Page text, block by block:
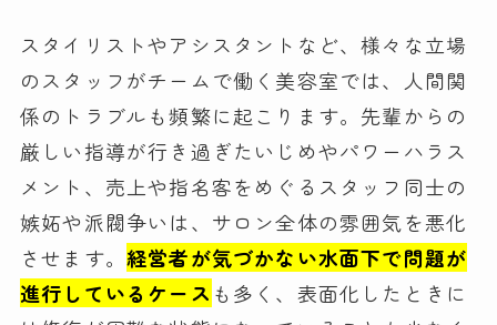
スタイリストやアシスタントなど、様々な立場
のスタッフがチームで働く美容室では、人間関
係のトラブルも頻繁に起こります。先輩からの
厳しい指導が行き過ぎたいじめやパワーハラス
メント、売上や指名客をめぐるスタッフ同士の
嫉妬や派閥争いは、サロン全体の雰囲気を悪化
させます。 経営者が気づかない水面下で問題が
進行しているケース も多く、表面化したときに